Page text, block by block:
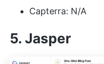
Capterra: N/A
5. Jasper